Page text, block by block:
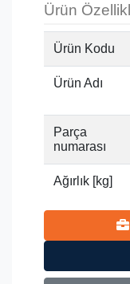
Ürün
Ürün Kodu
Ürün Adı
Parça
numarası
Ağırlık [kg]